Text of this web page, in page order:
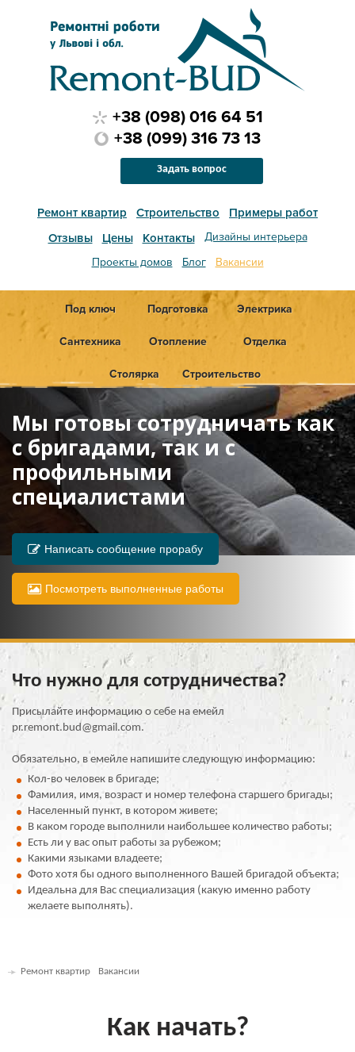
Ремонт квартир Строительство
Примеры работ
Отзывы
Цены Контакты
Дизайны интерьера
Проекты домов
Блог Вакансии
+38 (098) 016 64 51
+38 (099) 316 73 13
Задать вопрос
Под ключ Подготовка Электрика
Сантехника Отопление Отделка
Столярка Строительство
Мы готовы сотрудничать как
с бригадами, так и с
профильными
специалистами
Написать сообщение прорабу
Посмотреть выполненные работы
Что нужно для сотрудничества?
Присылайте информацию о себе на емейл
pr.remont.bud@gmail.com.
Обязательно, в емейле напишите следующую информацию:
Кол-во человек в бригаде;
Фамилия, имя, возраст и номер телефона старшего бригады;
Населенный пункт, в котором живете;
В каком городе выполнили наибольшее количество работы;
Есть ли у вас опыт работы за рубежом;
Какими языками владеете;
Фото хотя бы одного выполненного Вашей бригадой объекта;
Идеальна для Вас специализация (какую именно работу
желаете выполнять).
Ремонт квартир Вакансии
Как начать?